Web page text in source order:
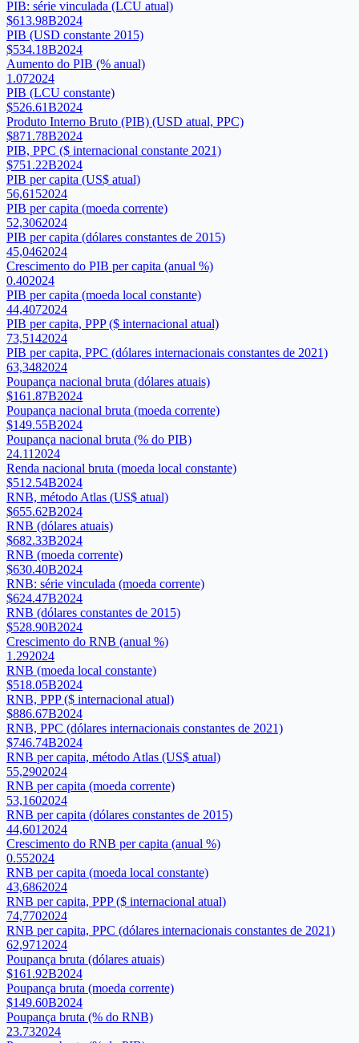
PIB: série vinculada (LCU atual)
$613.98B2024
PIB (USD constante 2015)
$534.18B2024
Aumento do PIB (% anual)
1.072024
PIB (LCU constante)
$526.61B2024
Produto Interno Bruto (PIB) (USD atual, PPC)
$871.78B2024
PIB, PPC ($ internacional constante 2021)
$751.22B2024
PIB per capita (US$ atual)
56,6152024
PIB per capita (moeda corrente)
52,3062024
PIB per capita (dólares constantes de 2015)
45,0462024
Crescimento do PIB per capita (anual %)
0.402024
PIB per capita (moeda local constante)
44,4072024
PIB per capita, PPP ($ internacional atual)
73,5142024
PIB per capita, PPC (dólares internacionais constantes de 2021)
63,3482024
Poupança nacional bruta (dólares atuais)
$161.87B2024
Poupança nacional bruta (moeda corrente)
$149.55B2024
Poupança nacional bruta (% do PIB)
24.11 2024
Renda nacional bruta (moeda local constante)
$512.54B2024
RNB, método Atlas (US$ atual)
$655.62B2024
RNB (dólares atuais)
$682.33B2024
RNB (moeda corrente)
$630.40B2024
RNB: série vinculada (moeda corrente)
$624.47B2024
RNB (dólares constantes de 2015)
$528.90B2024
Crescimento do RNB (anual %)
1.292024
RNB (moeda local constante)
$518.05B2024
RNB, PPP ($ internacional atual)
$886.67B2024
RNB, PPC (dólares internacionais constantes de 2021)
$746.74B2024
RNB per capita, método Atlas (US$ atual)
55,2902024
RNB per capita (moeda corrente)
53,1602024
RNB per capita (dólares constantes de 2015)
44,601 2024
Crescimento do RNB per capita (anual %)
0.552024
RNB per capita (moeda local constante)
43,6862024
RNB per capita, PPP ($ internacional atual)
74,7702024
RNB per capita, PPC (dólares internacionais constantes de 2021)
62,971 2024
Poupança bruta (dólares atuais)
$161.92B2024
Poupança bruta (moeda corrente)
$149.60B2024
Poupança bruta (% do RNB)
23.732024